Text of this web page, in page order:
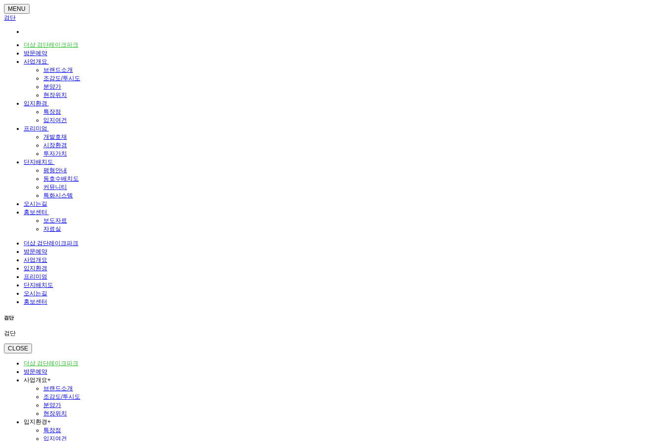
MENU
검단
더샵 검단레이크파크
방문예약
사업개요
브랜드소개
조감도/투시도
분양가
현장위치
입지환경
특장점
입지여건
프리미엄
개발호재
시장환경
투자가치
단지배치도
평형안내
동호수배치도
커뮤니티
특화시스템
오시는길
홍보센터
보도자료
자료실
더샵 검단레이크파크
방문예약
사업개요
입지환경
프리미엄
단지배치도
오시는길
홍보센터
검단
검단
CLOSE
더샵 검단레이크파크
방문예약
사업개요+
브랜드소개
조감도/투시도
분양가
현장위치
입지환경+
특장점
입지여건